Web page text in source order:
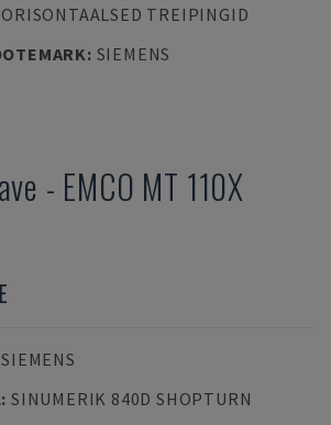
TREIPINGID
: SIEMENS
- EMCO MT 110X
SIEMENS
: SINUMERIK 840D SHOPTURN